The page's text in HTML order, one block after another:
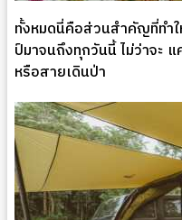
ทั้งหมดนี่คือส่วนสำคัญที่ทำ
ป์มาจนถึงทุกวันนี้ ไม่ว่าจะ
หรือสายเดินป่า